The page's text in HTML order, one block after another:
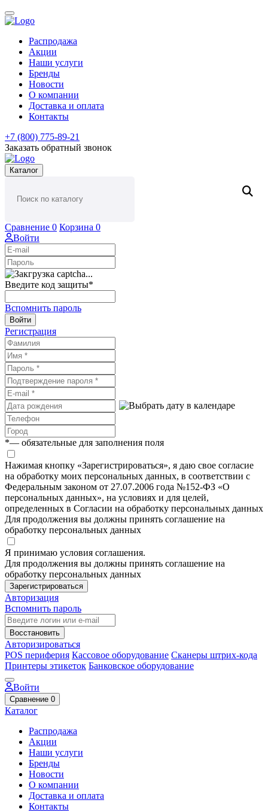
Распродажа
Акции
Наши услуги
Бренды
Новости
О компании
Доставка и оплата
Контакты
+7 (800) 775-89-21
Заказать обратный звонок
Каталог
Сравнение 0 Корзина 0
Войти
Введите код защиты*
Вспомнить пароль
Войти
Регистрация
*— обязательные для заполнения поля
Нажимая кнопку «Зарегистрироваться», я даю свое согласие
на обработку моих персональных данных, в соответствии с
Федеральным законом от 27.07.2006 года №152-ФЗ «О
персональных данных», на условиях и для целей,
определенных в Согласии на обработку персональных данных
Для продолжения вы должны принять соглашение на
обработку персональных данных
Я принимаю условия соглашения.
Для продолжения вы должны принять соглашение на
обработку персональных данных
Зарегистрироваться
Авторизация
Вспомнить пароль
Восстановить
Авторизироваться
POS периферия Кассовое оборудование Сканеры штрих-кода
Принтеры этикеток Банковское оборудование
Войти
Сравнение 0
Каталог
Распродажа
Акции
Наши услуги
Бренды
Новости
О компании
Доставка и оплата
Контакты